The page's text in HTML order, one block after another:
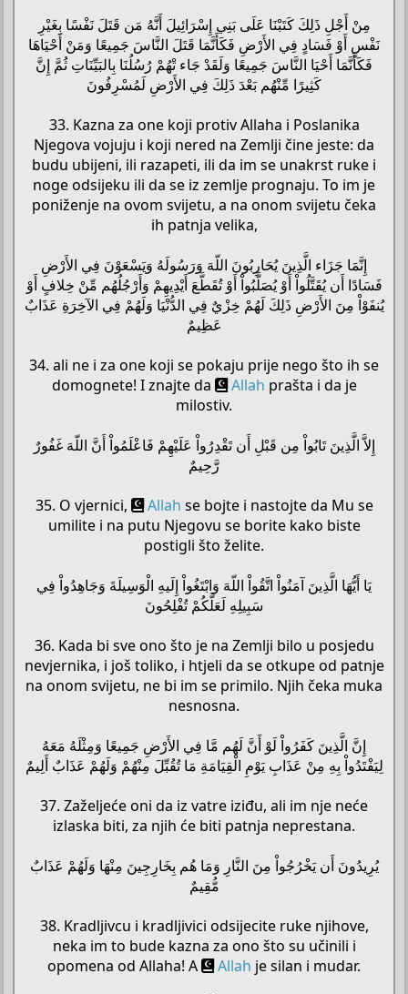
مِنْ أَجْلِ ذَلِكَ كَتَبْنَا عَلَى بَنِي إِسْرَائِيلَ أَنَّهُ مَن قَتَلَ نَفْسًا بِغَيْرِ
نَفْسٍ أَوْ فَسَادٍ فِي الأَرْضِ فَكَأَنَّمَا قَتَلَ النَّاسَ جَمِيعًا وَمَنْ أَحْيَاهَا
فَكَأَنَّمَا أَحْيَا النَّاسَ جَمِيعًا وَلَقَدْ جَاء تْهُمْ رُسُلُنَا بِالبَيِّنَاتِ ثُمَّ إِنَّ
كَثِيرًا مِّنْهُم بَعْدَ ذَلِكَ فِي الأَرْضِ لَمُسْرِفُونَ
33. Kazna za one koji protiv Allaha i Poslanika
Njegova vojuju i koji nered na Zemlji čine jeste: da
budu ubijeni, ili razapeti, ili da im se unakrst ruke i
noge odsijeku ili da se iz zemlje prognaju. To im je
poniženje na ovom svijetu, a na onom svijetu čeka
ih patnja velika,
إِنَّمَا جَزَاء الَّذِينَ يُحَارِبُونَ اللّهَ وَرَسُولَهُ وَيَسْعَوْنَ فِي الأَرْضِ
فَسَادًا أَن يُقَتَّلُواْ أَوْ يُصَلَّبُواْ أَوْ تُقَطَّعَ أَيْدِيهِمْ وَأَرْجُلُهُم مِّنْ خِلافٍ أَوْ
يُنفَوْاْ مِنَ الأَرْضِ ذَلِكَ لَهُمْ خِزْيٌ فِي الدُّنْيَا وَلَهُمْ فِي الآخِرَةِ عَذَابٌ
عَظِيمٌ
34. ali ne i za one koji se pokaju prije nego što ih se
domognete! I znajte da
Allah prašta i da je
milostiv.
إِلاَّ الَّذِينَ تَابُواْ مِن قَبْلِ أَن تَقْدِرُواْ عَلَيْهِمْ فَاعْلَمُواْ أَنَّ اللّهَ غَفُورٌ
رَّحِيمٌ
35. O vjernici,
Allah se bojte i nastojte da Mu se
umilite i na putu Njegovu se borite kako biste
postigli što želite.
يَا أَيُّهَا الَّذِينَ آمَنُواْ اتَّقُواْ اللّهَ وَابْتَغُواْ إِلَيهِ الْوَسِيلَةَ وَجَاهِدُواْ فِي
سَبِيلِهِ لَعَلَّكُمْ تُفْلِحُونَ
36. Kada bi sve ono što je na Zemlji bilo u posjedu
nevjernika, i još toliko, i htjeli da se otkupe od patnje
na onom svijetu, ne bi im se primilo. Njih čeka muka
nesnosna.
إِنَّ الَّذِينَ كَفَرُواْ لَوْ أَنَّ لَهُم مَّا فِي الأَرْضِ جَمِيعًا وَمِثْلَهُ مَعَهُ
لِيَفْتَدُواْ بِهِ مِنْ عَذَابِ يَوْمِ الْقِيَامَةِ مَا تُقُبِّلَ مِنْهُمْ وَلَهُمْ عَذَابٌ أَلِيمٌ
37. Zaželjeće oni da iz vatre iziđu, ali im nje neće
izlaska biti, za njih će biti patnja neprestana.
يُرِيدُونَ أَن يَخْرُجُواْ مِنَ النَّارِ وَمَا هُم بِخَارِجِينَ مِنْهَا وَلَهُمْ عَذَابٌ
مُّقِيمٌ
38. Kradljivcu i kradljivici odsijecite ruke njihove,
neka im to bude kazna za ono što su učinili i
opomena od Allaha! A
Allah je silan i mudar.